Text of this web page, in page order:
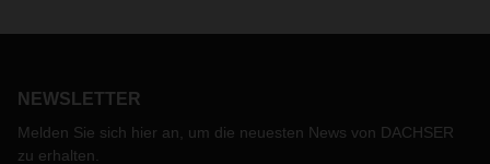
DACHSER Turkey Air & Sea Logistics einen Charterflug von
lösungsorientierte Ansatz von DACHSER im Fokus.
NEWSLETTER
Melden Sie sich hier an, um die neuesten News von DACHSER
zu erhalten.